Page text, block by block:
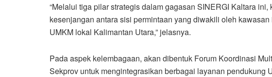
“Melalui tiga pilar strategis dalam gagasan SINERGI Kaltara
kesenjangan antara sisi permintaan yang diwakili oleh
UMKM lokal Kalimantan Utara,” jelasnya.
Pada aspek kelembagaan, akan dibentuk Forum Koordinasi
Sekprov untuk mengintegrasikan berbagai layanan pendukung